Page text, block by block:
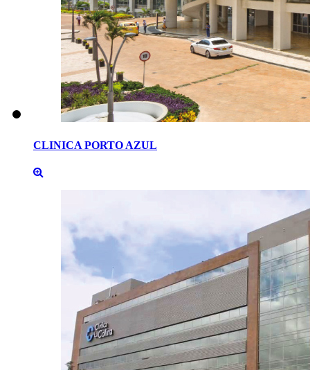
CLINICA PORTO AZUL